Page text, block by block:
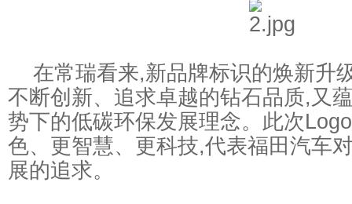
在常瑞看来,新品牌标识的焕新升
不断创新、追求卓越的钻石品质,又
势下的低碳环保发展理念。此次
色、更智慧、更科技,代表福田汽车
展的追求。